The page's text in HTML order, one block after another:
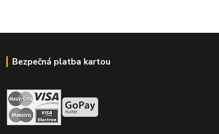
Bezpečná platba kartou